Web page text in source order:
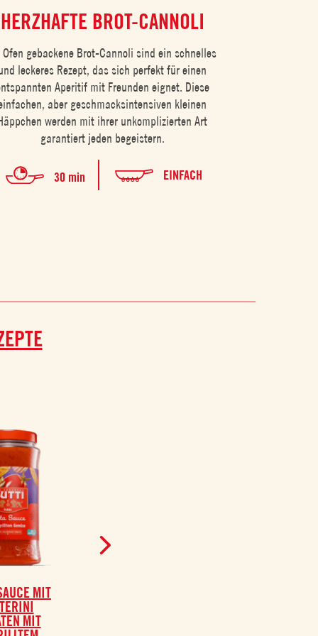
HERZHAFTE BROT-CANNOLI
Ofen gebackene Brot-Cannoli sind ein schnelles
leckeres Rezept, das sich perfekt für einen
Aperitif mit Freunden eignet. Diese
aber geschmacksintensiven kleinen
werden mit ihrer unkomplizierten Art
garantiert jeden begeistern.
30 min EINFACH
MIT
MIT